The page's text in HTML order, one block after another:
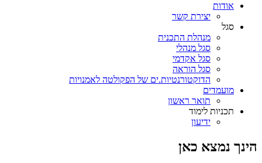
אודות
יצירת קשר
סגל
מנהלת התכנית
סגל מנהלי
סגל אקדמי
סגל הוראה
הדוקטורנטיות.ים של הפקולטה לאמנויות
מועמדים
תואר ראשון
תכניות לימוד
ידיעון
הינך נמצא כאן